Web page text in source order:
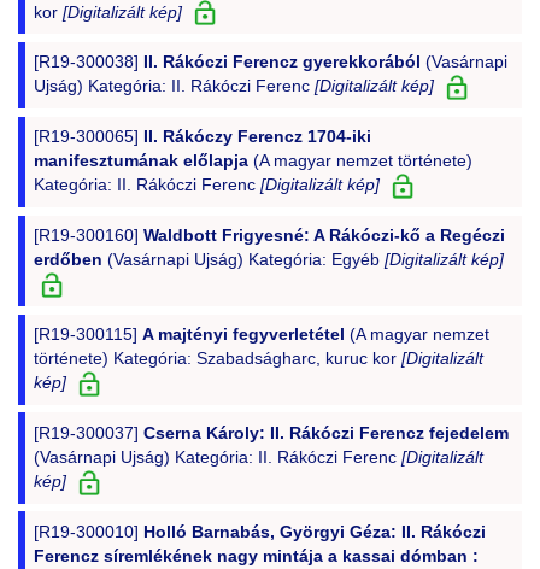
kor [Digitalizált kép]
[R19-300038] II. Rákóczi Ferencz gyerekkorából (Vasárnapi
Ujság) Kategória: II. Rákóczi Ferenc [Digitalizált kép]
[R19-300065] II. Rákóczy Ferencz 1704-iki
manifesztumának előlapja(A magyar nemzet története)
Kategória: II. Rákóczi Ferenc [Digitalizált kép]
[R19-300160] Waldbott Frigyesné: A Rákóczi-kő a Regéczi
erdőben (Vasárnapi Ujság) Kategória: Egyéb [Digitalizált kép]
[R19-300115] A majtényi fegyverletétel (A magyar nemzet
története) Kategória: Szabadságharc, kuruc kor [Digitalizált
kép]
[R19-300037] Cserna Károly: II. Rákóczi Ferencz fejedelem
(Vasárnapi Ujság) Kategória: II. Rákóczi Ferenc [Digitalizált
kép]
[R19-300010] Holló Barnabás, Györgyi Géza: II. Rákóczi
Ferencz síremlékének nagy mintája a kassai dómban :